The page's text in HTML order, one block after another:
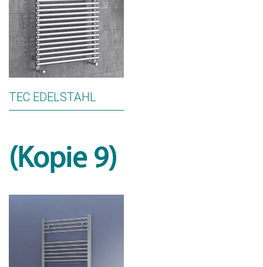
TEC EDELSTAHL
(Kopie 9)